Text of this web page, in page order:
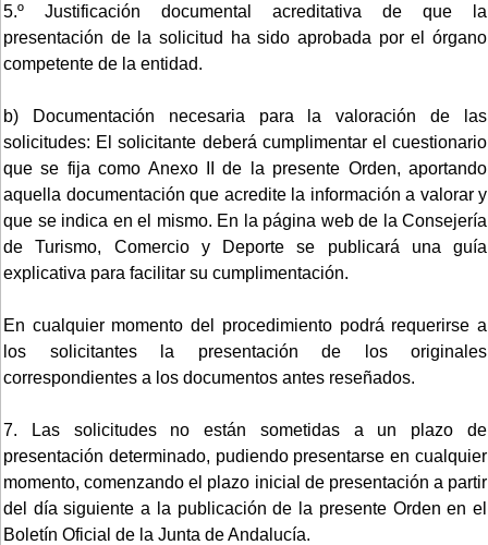
5.º Justificación documental acreditativa de que la
presentación de la solicitud ha sido aprobada por el órgano
competente de la entidad.
b) Documentación necesaria para la valoración de las
solicitudes: El solicitante deberá cumplimentar el cuestionario
que se fija como Anexo II de la presente Orden, aportando
aquella documentación que acredite la información a valorar y
que se indica en el mismo. En la página web de la Consejería
de Turismo, Comercio y Deporte se publicará una guía
explicativa para facilitar su cumplimentación.
En cualquier momento del procedimiento podrá requerirse a
los solicitantes la presentación de los originales
correspondientes a los documentos antes reseñados.
7. Las solicitudes no están sometidas a un plazo de
presentación determinado, pudiendo presentarse en cualquier
momento, comenzando el plazo inicial de presentación a partir
del día siguiente a la publicación de la presente Orden en el
Boletín Oficial de la Junta de Andalucía.